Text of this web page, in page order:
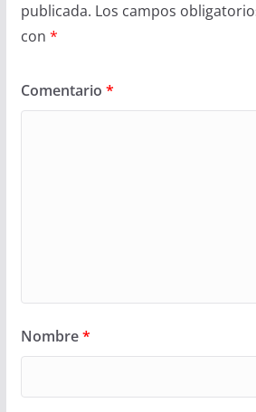
publicada. Los campos
con *
Comentario *
Nombre*